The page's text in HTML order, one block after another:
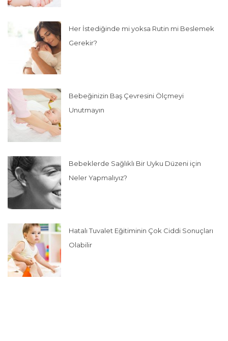
Her İstediğinde mi yoksa Rutin mi Beslemek
Gerekir?
Bebeğinizin Baş Çevresini Ölçmeyi
Unutmayın
Bebeklerde Sağlıklı Bir Uyku Düzeni için
Neler Yapmalıyız?
Hatalı Tuvalet Eğitiminin Çok Ciddi Sonuçları
Olabilir